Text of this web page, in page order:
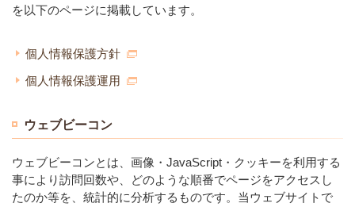
を以下のページに掲載しています。
個人情報保護方針
個人情報保護運用
ウェブビーコン
ウェブビーコンとは、画像・JavaScript・クッキーを利用する
事により訪問回数や、どのような順番でページをアクセスし
たのか等を、統計的に分析するものです。当ウェブサイトで